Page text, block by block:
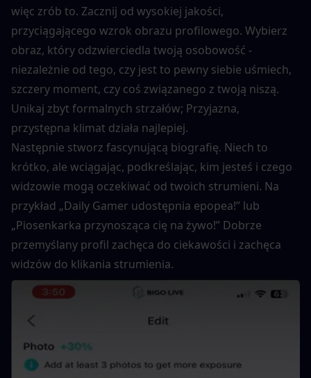
więc zrób to. Zacznij od wysokiej jakości,
przyciągającego wzrok obrazu profilowego. Wybierz
obraz, który odzwierciedla twoją osobowość -
niezależnie od tego, czy jest to pewny siebie uśmiech,
szczery moment, czy coś związanego z twoją niszą.
Unikaj zbyt formalnych strzałów; Przyjazna,
przystępna klimat działa najlepiej.
Następnie stworz fascynującą biografię. Niech to
krótko, ale wciągając, podkreślając, kim jesteś i czego
widzowie mogą oczekiwać od twoich strumieni. Na
przykład „Daily Gamer udostępnia epopea!” lub
„Piosenkarka przynosząca cię na żywo!” Dobrze
przemyślany profil zachęca do ciekawości i zachęca
widzów do klikania strumienia.